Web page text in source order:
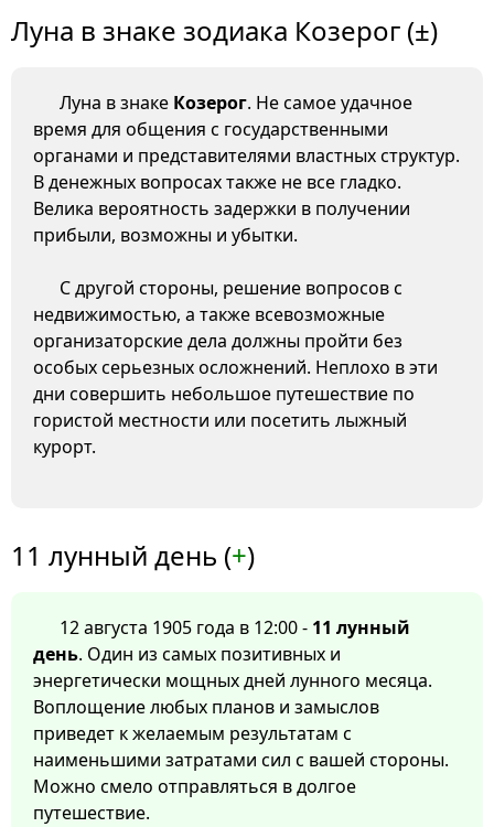
Луна в знаке зодиака Козерог (±)
Луна в знаке Козерог. Не самое удачное
время для общения с государственными
органами и представителями властных структур.
В денежных вопросах также не все гладко.
Велика вероятность задержки в получении
прибыли, возможны и убытки.
С другой стороны, решение вопросов с
недвижимостью, а также всевозможные
организаторские дела должны пройти без
особых серьезных осложнений. Неплохо в эти
дни совершить небольшое путешествие по
гористой местности или посетить лыжный
курорт.
11 лунный день (+)
12 августа 1905 года в 12:00 - 11 лунный
день. Один из самых позитивных и
энергетически мощных дней лунного месяца.
Воплощение любых планов и замыслов
приведет к желаемым результатам с
наименьшими затратами сил с вашей стороны.
Можно смело отправляться в долгое
путешествие.